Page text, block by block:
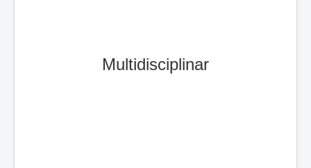
Multidisciplinar